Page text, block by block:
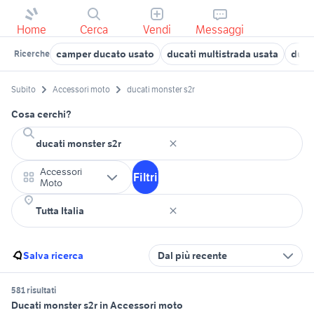
Home Cerca Vendi Messaggi
Ricerche camper ducato usato ducati multistrada usata
Subito Accessori moto ducati monster s2r
Cosa cerchi?
Accessori
Moto
Filtri
Salva ricerca Dal più recente
581 risultati
Ducati monster s2r in Accessori moto